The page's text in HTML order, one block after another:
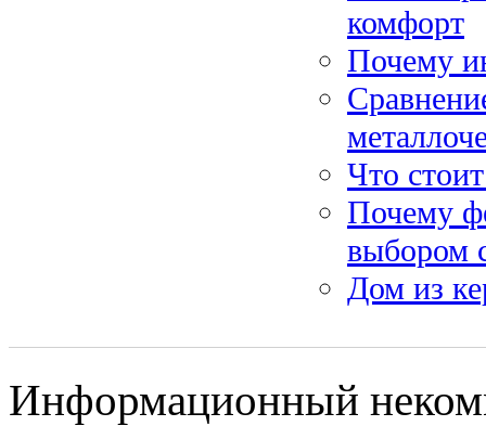
комфорт
Почему
Что
Почему
выбором
Дом из
Информационный